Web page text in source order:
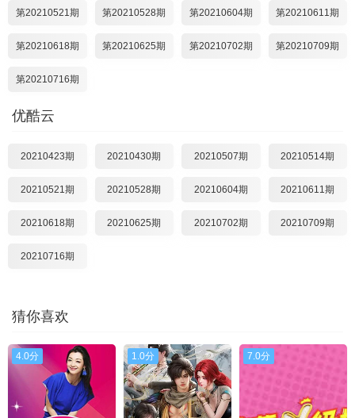
第20210521期 第20210528期 第20210604期 第20210611期
第20210618期 第20210625期 第20210702期 第20210709期
第20210716期
优酷云
20210423期 20210430期 20210507期 20210514期
20210521期 20210528期 20210604期 20210611期
20210618期 20210625期 20210702期 20210709期
20210716期
猜你喜欢
4.0分 1.0分 7.0分